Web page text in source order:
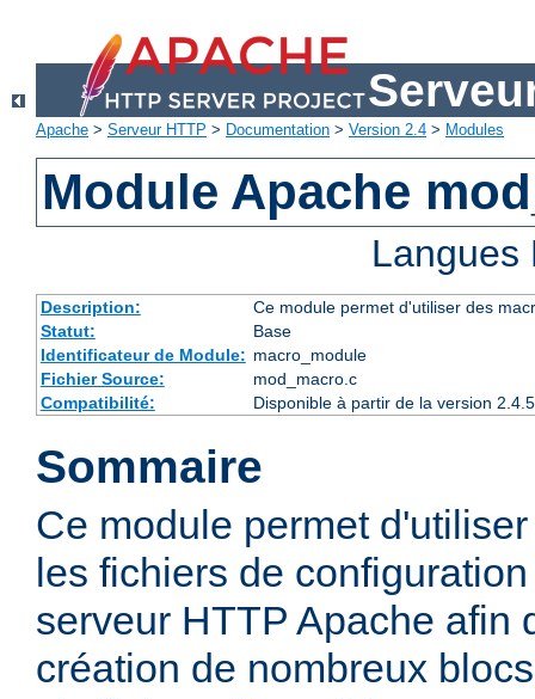
Apache > Serveur HTTP > Documentation > Version 2.4 > Modules
Module Apache
Description:
Ce module permet d'utiliser des
Statut:
Base
Identificateur de Module: macro_module
Fichier Source:
mod_macro.c
Compatibilité:
Disponible à partir de la version
Sommaire
Ce module permet
les fichiers de
serveur HTTP Apache afin
création de nombreux